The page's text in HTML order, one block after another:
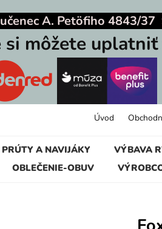
A. Petöfiho 4843/37
si môžete
PRÚTY A NAVIJÁKY VÝBAVA
OBLEČENIE-OBUV
Úvod